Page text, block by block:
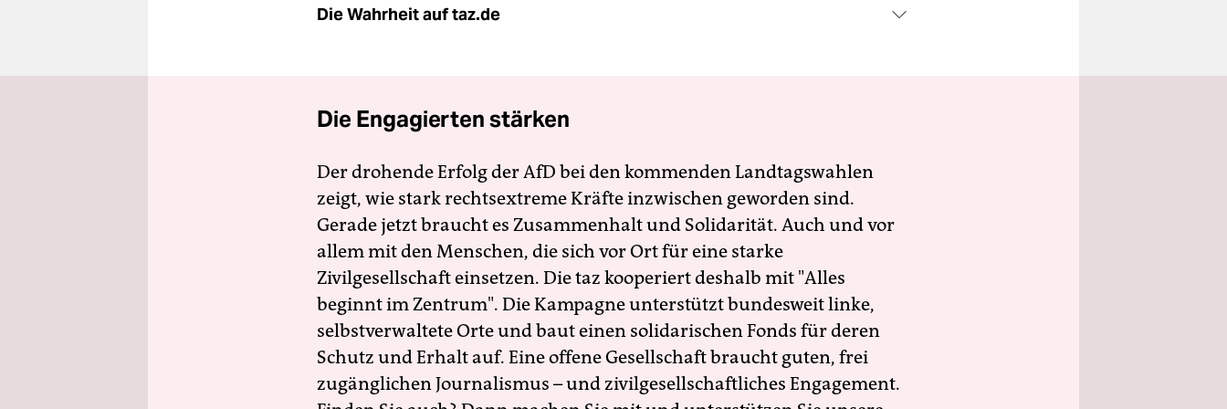
Die Wahrheit auf taz.de
Die Engagierten stärken
Der drohende Erfolg der AfD bei den kommenden Landtagswahlen
zeigt, wie stark rechtsextreme Kräfte inzwischen geworden sind.
Gerade jetzt braucht es Zusammenhalt und Solidarität. Auch und vor
allem mit den Menschen, die sich vor Ort für eine starke
Zivilgesellschaft einsetzen. Die taz kooperiert deshalb mit "Alles
beginnt im Zentrum". Die Kampagne unterstützt bundesweit linke,
selbstverwaltete Orte und baut einen solidarischen Fonds für deren
Schutz und Erhalt auf. Eine offene Gesellschaft braucht guten, frei
zugänglichen Journalismus – und zivilgesellschaftliches Engagement.